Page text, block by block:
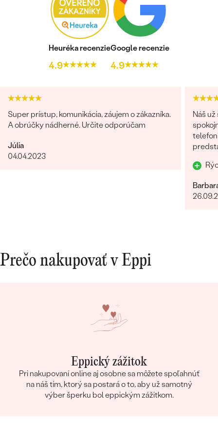
Heuréka recenzie
4.9
Google recenzie
4.9
Super prístup, komunikácia, záujem o zákazníka.
A obrúčky nádherné. Určite odporúčam
Júlia
04.04.2023
Náš
Prečo nakupovať v Eppi
Eppický zážitok
Pri nakupovaní online aj osobne sa môžete spoľahnúť
na náš tím, ktorý sa postará o to, aby už samotný
výber šperku bol eppickým zážitkom.